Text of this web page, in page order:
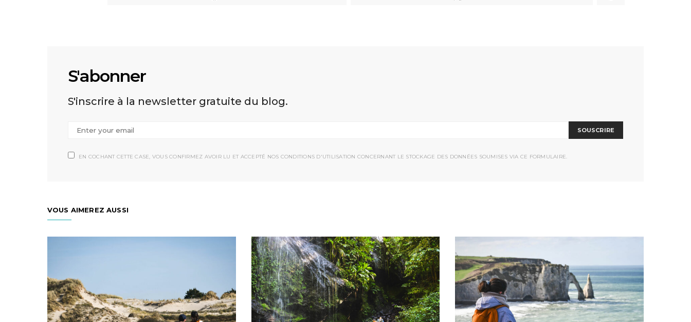
S'abonner
S'inscrire à la newsletter gratuite du blog.
SOUSCRIRE
EN COCHANT CETTE CASE, VOUS CONFIRMEZ AVOIR LU ET ACCEPTÉ NOS CONDITIONS D'UTILISATION CONCERNANT LE STOCKAGE DES DONNÉES SOUMISES VIA CE FORMULAIRE.
VOUS AIMEREZ AUSSI